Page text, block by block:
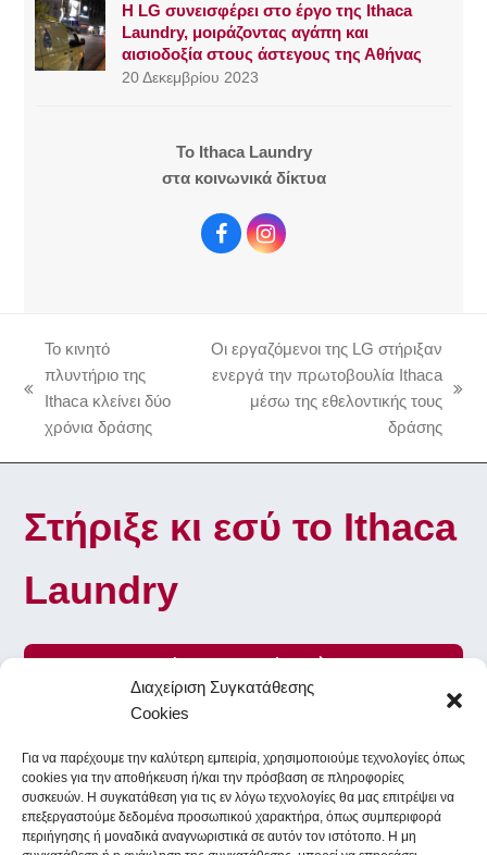
Διαχείριση Συγκατάθεσης
Cookies
Για να παρέχουμε την καλύτερη εμπειρία, χρησιμοποιούμε τεχνολογίες όπως
cookies για την αποθήκευση ή/και την πρόσβαση σε πληροφορίες
συσκευών. Η συγκατάθεση για τις εν λόγω τεχνολογίες θα μας επιτρέψει να
επεξεργαστούμε δεδομένα προσωπικού χαρακτήρα, όπως συμπεριφορά
περιήγησης ή μοναδικά αναγνωριστικά σε αυτόν τον ιστότοπο. Η μη
Η LG συνεισφέρει στο έργο της Ithaca
Laundry, μοιράζοντας αγάπη και
αισιοδοξία στους άστεγους της Αθήνας
20 Δεκεμβρίου 2023
To Ithaca Laundry
στα κοινωνικά δίκτυα
F
o
o
I
g
r
a
previous
post:
Το κινητό
πλυντήριο της
Ithaca κλείνει δύο
χρόνια δράσης
Οι εργαζόμενοι της LG στήριξαν
ενεργά την πρωτοβουλία Ithaca
μέσω της εθελοντικής τους
δράσης
Στήριξε κι εσύ το Ithaca
Laundry
Γίνε Εθελοντής
To Ithaca Laundry στα κοινωνικά δίκτυα
FacebookInstagram